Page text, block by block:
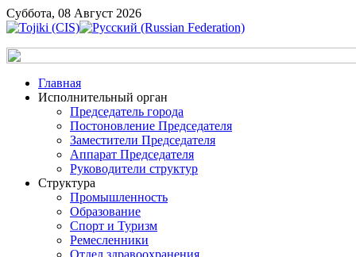
Суббота, 08 Август 2026
Главная
Исполнительный орган
Председатель города
Постоновление Председателя
Заместители Председателя
Аппарат Председателя
Руководители структур
Структура
Промышленность
Образование
Спорт и Туризм
Ремесленники
Отдел здравоохранения